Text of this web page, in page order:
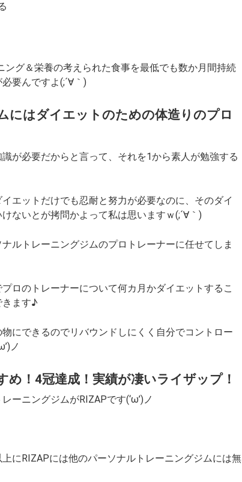
グ＆栄養の考えられた食事を最低でも数か月間持続
要んですよ(;´∀｀)
にはダイエットのための体造りのプロ
が必要だからと言って、それを1から素人が勉強する
エットだけでも忍耐と努力が必要なのに、そのダイ
ないとが拷問かよって私は思いますｗ(;´∀｀)
ルトレーニングジムのプロトレーナーに任せてしま
ロのトレーナーについて何カ月かダイエットするこ
きます♪
にできるのでリバウンドしにくく自分でコントロー
ノ
！4冠達成！実績が凄いライザップ！
ーニングジムがRIZAPです(‘ω’)ノ
にRIZAPには他のパーソナルトレーニングジムには無